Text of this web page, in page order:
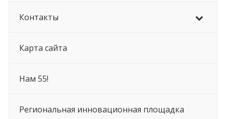
Контакты
Карта сайта
Нам 55!
Региональная инновационная площадка